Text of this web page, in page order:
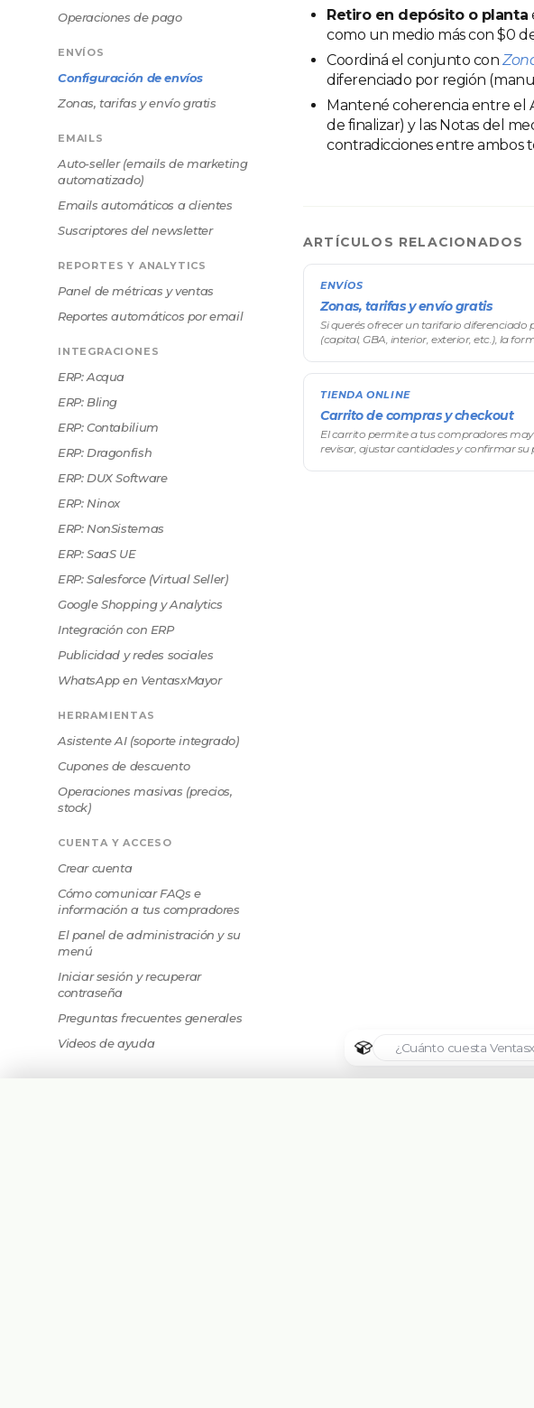
Operaciones de pago
ENVÍOS
Configuración de envíos
Zonas, tarifas y envío gratis
EMAILS
Auto-seller (emails de marketing
automatizado)
Emails automáticos a clientes
Suscriptores del newsletter
REPORTES Y ANALYTICS
Panel de métricas y ventas
Reportes automáticos por email
INTEGRACIONES
ERP: Acqua
ERP: Bling
ERP: Contabilium
ERP: Dragonfish
ERP: DUX Software
ERP: Ninox
ERP: NonSistemas
ERP: SaaS UE
ERP: Salesforce (Virtual Seller)
Google Shopping y Analytics
Integración con ERP
Publicidad y redes sociales
WhatsApp en VentasxMayor
HERRAMIENTAS
Asistente AI (soporte integrado)
Cupones de descuento
Operaciones masivas (precios,
stock)
CUENTA Y ACCESO
Crear cuenta
Cómo comunicar FAQs e
información a tus compradores
El panel de administración y su
menú
Iniciar sesión y recuperar
contraseña
Preguntas frecuentes generales
Videos de ayuda
Retiro en depósito o planta
como un medio más con $0
Coordiná el conjunto con
diferenciado por región
Mantené coherencia entre el
de finalizar) y las Notas del
contradicciones entre ambos
ARTÍCULOS RELACIONADOS
ENVÍOS
Zonas, tarifas y envío gratis
Si querés ofrecer un tarifario diferenciado
(capital, GBA, interior, exterior, etc.), la
TIENDA ONLINE
Carrito de compras y checkout
El carrito permite a tus compradores
revisar, ajustar cantidades y confirmar su